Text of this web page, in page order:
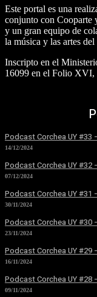
Este portal es una
conjunto con
y un gran equipo de
la música y las artes
Inscripto en el
16099 en el Folio XVI,
Podcast Corchea UY #33
14/12/2024
Podcast Corchea UY #32
07/12/2024
Podcast Corchea UY #31
30/11/2024
Podcast Corchea UY #30
23/11/2024
Podcast Corchea UY #29
16/11/2024
Podcast Corchea UY #28
09/11/2024